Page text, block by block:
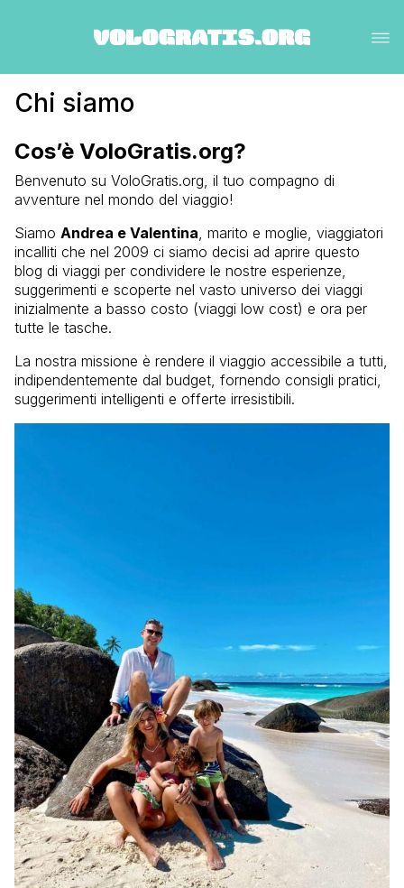
Chi siamo
Cos’è VoloGratis.org?
Benvenuto su VoloGratis.org, il tuo compagno di
avventure nel mondo del viaggio!
Siamo Andrea e Valentina , marito e moglie, viaggiatori
incalliti che nel 2009 ci siamo decisi ad aprire questo
blog di viaggi per condividere le nostre esperienze,
suggerimenti e scoperte nel vasto universo dei viaggi
inizialmente a basso costo (viaggi low cost) e ora per
tutte le tasche.
La nostra missione è rendere il viaggio accessibile a tutti,
indipendentemente dal budget, fornendo consigli pratici,
suggerimenti intelligenti e offerte irresistibili.